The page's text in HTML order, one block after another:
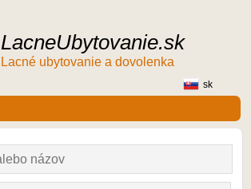
LacneUbytovanie.sk
Lacné ubytovanie a dovolenka
sk